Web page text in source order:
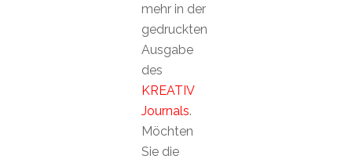
mehr in der
gedruckten
Ausgabe
des
KREATIV
Journals.
Möchten
Sie die